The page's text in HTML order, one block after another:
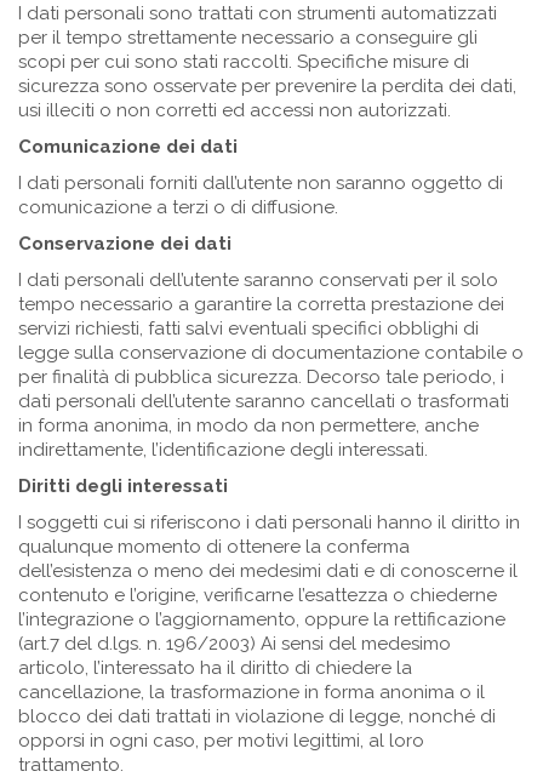
I dati personali sono trattati con strumenti automatizzati
per il tempo strettamente necessario a conseguire gli
scopi per cui sono stati raccolti. Specifiche misure di
sicurezza sono osservate per prevenire la perdita dei dati,
usi illeciti o non corretti ed accessi non autorizzati.
Comunicazione dei dati
I dati personali forniti dall’utente non saranno oggetto di
comunicazione a terzi o di diffusione.
Conservazione dei dati
I dati personali dell’utente saranno conservati per il solo
tempo necessario a garantire la corretta prestazione dei
servizi richiesti, fatti salvi eventuali specifici obblighi di
legge sulla conservazione di documentazione contabile o
per finalità di pubblica sicurezza. Decorso tale periodo, i
dati personali dell’utente saranno cancellati o trasformati
in forma anonima, in modo da non permettere, anche
indirettamente, l’identificazione degli interessati.
Diritti degli interessati
I soggetti cui si riferiscono i dati personali hanno il diritto in
qualunque momento di ottenere la conferma
dell’esistenza o meno dei medesimi dati e di conoscerne il
contenuto e l’origine, verificarne l’esattezza o chiederne
l’integrazione o l’aggiornamento, oppure la rettificazione
(art.7 del d.lgs. n. 196/2003) Ai sensi del medesimo
articolo, l’interessato ha il diritto di chiedere la
cancellazione, la trasformazione in forma anonima o il
blocco dei dati trattati in violazione di legge, nonché di
opporsi in ogni caso, per motivi legittimi, al loro
trattamento.